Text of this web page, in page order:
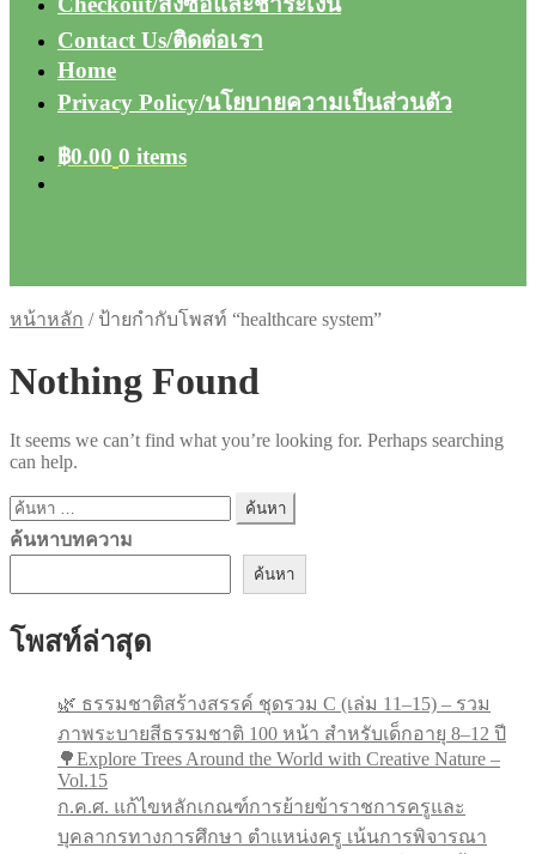
Contact Us/ติดต่อเรา
Home
Privacy Policy/นโยบายความเป็นส่วนตัว
฿0.00 0 items
หน้าหลัก / ป้ายกำกับโพสท์ “healthcare system”
Nothing Found
It seems we can’t find what you’re looking for. Perhaps searching
can help.
ค้นหา
สำหรับ:
ค้นหาบทความ
ค้นหา
โพสท์ล่าสุด
🌿 ธรรมชาติสร้างสรรค์ ชุดรวม C (เล่ม 11–15) – รวม
ภาพระบายสีธรรมชาติ 100 หน้า สำหรับเด็กอายุ 8–12 ปี
🌳Explore Trees Around the World with Creative Nature –
Vol.15
ก.ค.ศ. แก้ไขหลักเกณฑ์การย้ายข้าราชการครูและ
บุคลากรทางการศึกษา ตำแหน่งครู เน้นการพิจารณา